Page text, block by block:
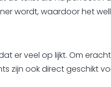
wordt, waardoor het
er veel op lijkt. Om
zijn ook direct geschikt